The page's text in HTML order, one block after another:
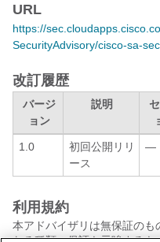
URL
https://
SecurityAdvisory/cisco-sa-
改訂履歴
バージ
ョン
説明
1.0
初回公開リリ
ース
—
利用規約
本アドバイザリは無保証の